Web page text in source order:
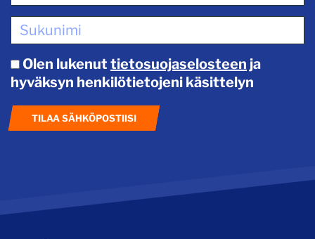
Olen lukenut tietosuojaselosteen ja
hyväksyn henkilötietojeni käsittelyn
TILAA SÄHKÖPOSTIISI